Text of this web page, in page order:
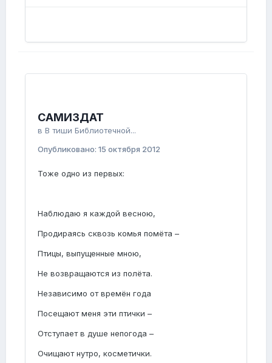
САМИЗДАТ
в В тиши Библиотечной...
Опубликовано: 15 октября 2012
Тоже одно из первых:
Наблюдаю я каждой весною,
Продираясь сквозь комья помёта –
Птицы, выпущенные мною,
Не возвращаются из полёта.
Независимо от времён года
Посещают меня эти птички –
Отступает в душе непогода –
Очищают нутро, косметички.